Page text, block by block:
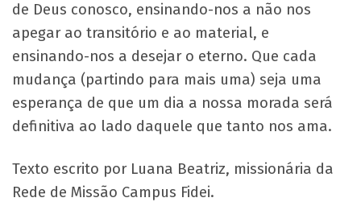
de Deus conosco, ensinando-nos a não nos
apegar ao transitório e ao material, e
ensinando-nos a desejar o eterno. Que cada
mudança (partindo para mais uma) seja uma
esperança de que um dia a nossa morada será
definitiva ao lado daquele que tanto nos ama.
Texto escrito por Luana Beatriz, missionária da
Rede de Missão Campus Fidei.